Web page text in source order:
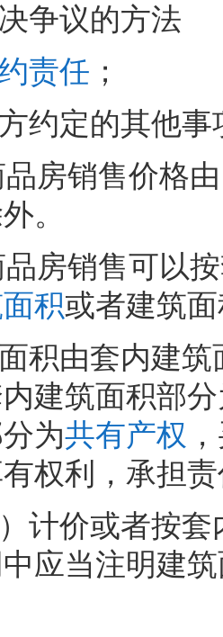
争议的方法
责任 ；
约定的其他事
房销售价格
。
房销售可以
积或者建筑
积由套内建筑
建筑面积部
为共有产权
权利，承担
计价或者按
应当注明建